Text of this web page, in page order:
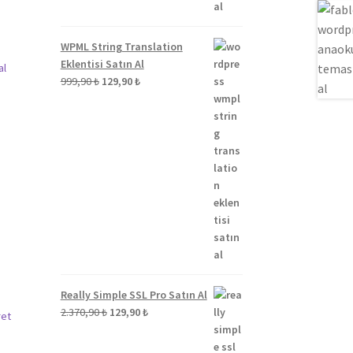
WPML String Translation
Eklentisi Satın Al
999,90₺ Orijinal
129,90₺Şu
Really Simple SSL Pro Satın Al
2.370,90₺ Orijinal
129,90₺Şu